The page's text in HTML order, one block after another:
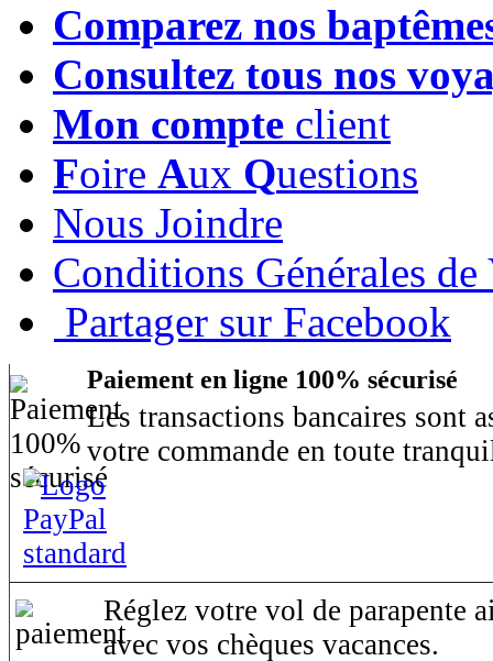
Comparez nos
Consultez tous nos
Mon compte client
Foire Aux Questions
Nous Joindre
Conditions Générales de
Partager sur Facebook
Paiement en ligne 100% sécurisé
Les transactions bancaires sont
votre commande en toute
Réglez votre vol de parapente
avec vos chèques vacances.